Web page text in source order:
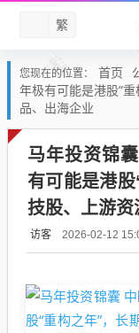
繁
您现在的位置： 首页
年极有可能是港股“
品、出海企业
马年投资锦
有可能是港
技股、上游
访客 2026-02-12